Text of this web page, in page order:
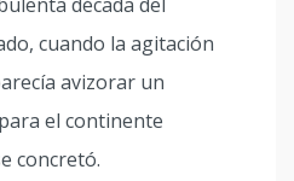
cuando la agitación
avizorar un
el continente
concretó.